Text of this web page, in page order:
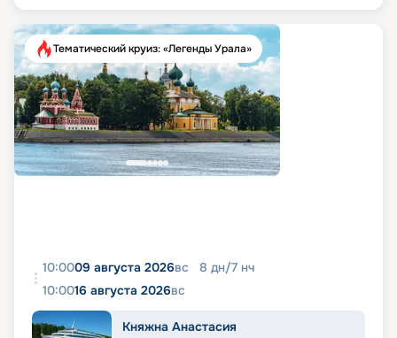
Тематический круиз: «Легенды Урала»
10:0009 августа 2026вс 8 дн/7 нч
10:0016 августа 2026вс
Княжна Анастасия